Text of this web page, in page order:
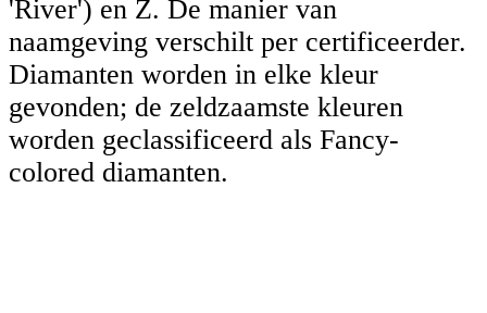
'River') en Z. De manier van
naamgeving verschilt per certificeerder.
Diamanten worden in elke kleur
gevonden; de zeldzaamste kleuren
worden geclassificeerd als Fancy-
colored diamanten.